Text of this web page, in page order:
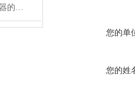
探讨杜布林DEUBLIN旋接器的密封故障
您的单
您的姓